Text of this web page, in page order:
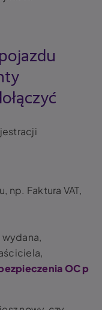
np. Faktura VAT,
wydana,
OC p